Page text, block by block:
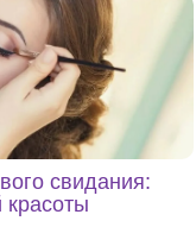
свидания:
красоты